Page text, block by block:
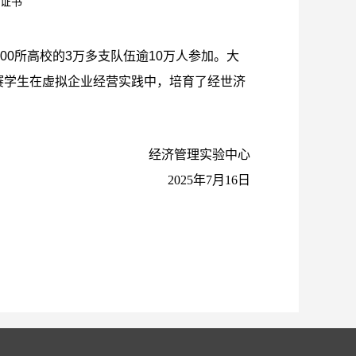
所高校的3万多支队伍逾10万人参加。大
生在虚拟企业经营实践中，培育了经世济
经济管理实验中心
2025年7月 16 日